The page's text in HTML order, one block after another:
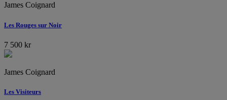
James Coignard
Les Rouges sur Noir
7 500 kr
James Coignard
Les Visiteurs